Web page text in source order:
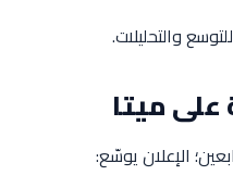
والتحليلات.
على ميتا